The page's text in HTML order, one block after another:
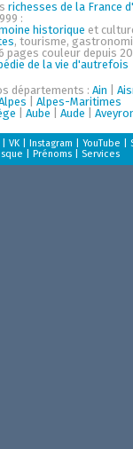
richesses de la France
:
historique et
, tourisme,
pages couleur depuis
de la vie d'autrefois
départements : Ain
Alpes-Maritimes
Aube Aude
VK| Instagram YouTube
Prénoms| Services